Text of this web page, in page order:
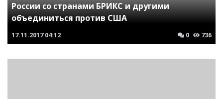
России со странами БРИКС и другими
объединиться против США
17.11.2017 04:12 0 736